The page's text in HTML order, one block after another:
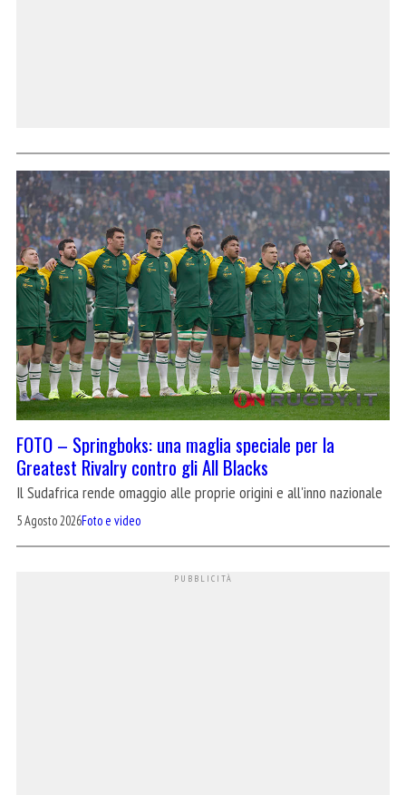
FOTO – Springboks: una maglia speciale per la
Greatest Rivalry contro gli All Blacks
Il Sudafrica rende omaggio alle proprie origini e all'inno nazionale
5 Agosto 2026Foto e video